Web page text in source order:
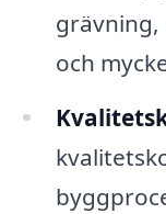
och